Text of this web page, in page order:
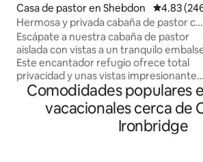
Casa de pastor en Shebdon
4.83
Hermosa y privada cabaña de pastor con
vistas al lago
Escápate a nuestra cabaña de pastor
aislada con vistas a un tranquilo
Este encantador refugio ofrece total
privacidad y unas vistas impresionantes
al agua. Relájate en tu propia bañera de
hidromasaje escandinava privada con
chimenea, perfecta para contemplar
estrellas o relajarte después de un día en
Comodidades populares
vacacionales cerca de
Ironbridge